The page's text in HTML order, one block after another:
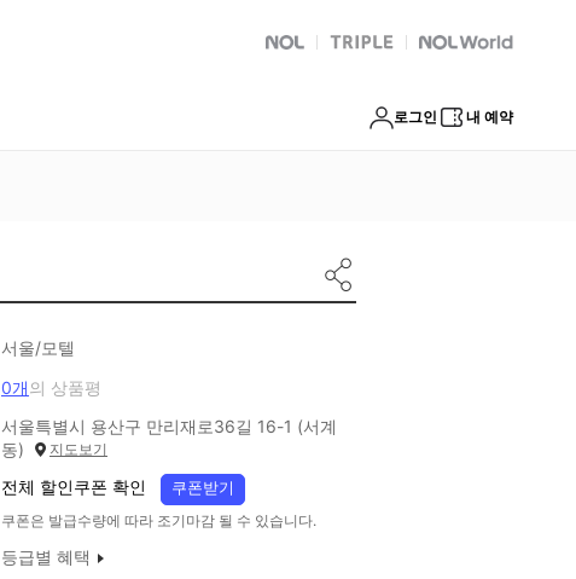
NOL 트리플 Global Interpark
로그인 내 예약
서울/모텔
0개의 상품평
서울특별시 용산구 만리재로36길 16-1 (서계
동)
지도보기
전체 할인쿠폰 확인 쿠폰받기
쿠폰은 발급수량에 따라 조기마감 될 수 있습니다.
등급별 혜택